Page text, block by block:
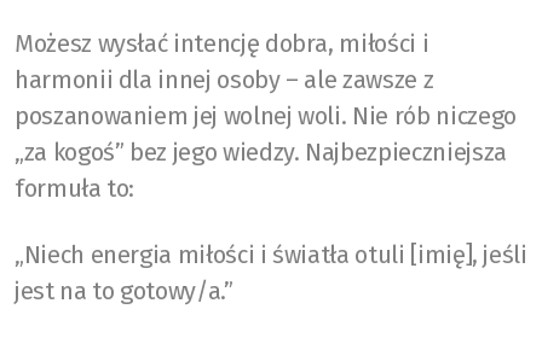
Możesz wysłać intencję dobra, miłości i
harmonii dla innej osoby – ale zawsze z
poszanowaniem jej wolnej woli. Nie rób niczego
„za kogoś” bez jego wiedzy. Najbezpieczniejsza
formuła to:
„Niech energia miłości i światła otuli [imię], jeśli
jest na to gotowy/a.”